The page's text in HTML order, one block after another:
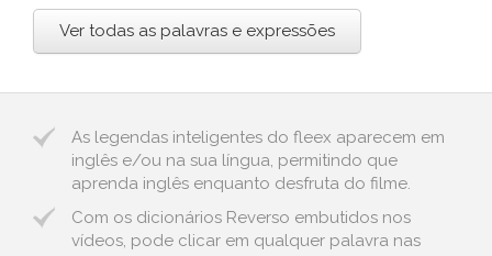
Ver todas as palavras e expressões
As legendas inteligentes do fleex aparecem em
inglês e/ou na sua língua, permitindo que
aprenda inglês enquanto desfruta do filme.
Com os dicionários Reverso embutidos nos
vídeos, pode clicar em qualquer palavra nas